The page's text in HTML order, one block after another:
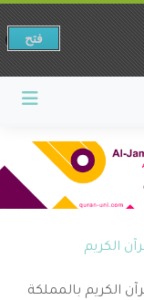
الكريم
الكريم بالمملكة
فتح